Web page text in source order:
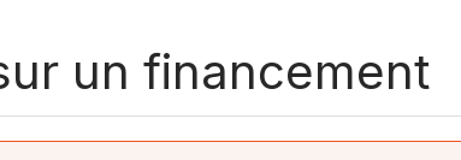
un financement